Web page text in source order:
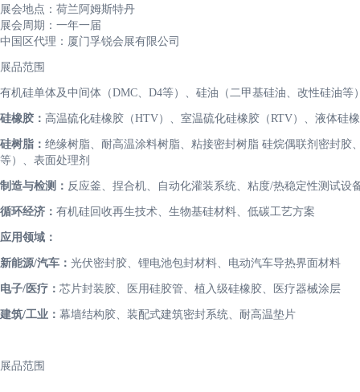
展会地点：荷兰阿姆斯特丹
展会周期：一年一届
中国区代理：厦门孚锐会展有限公司
展品范围
有机硅单体及中间体（DMC、D4等）、硅油（二甲基硅油、改性硅油等
硅橡胶： 高温硫化硅橡胶（HTV）、室温硫化硅橡胶（RTV）、液体硅
硅树脂： 绝缘树脂、耐高温涂料树脂、粘接密封树脂 硅烷偶联剂密封
等）、表面处理剂
制造与检测： 反应釜、捏合机、自动化灌装系统、粘度/热稳定性测试设
循环经济： 有机硅回收再生技术、生物基硅材料、低碳工艺方案
应用领域：
新能源/汽车： 光伏密封胶、锂电池包封材料、电动汽车导热界面材料
电子/医疗： 芯片封装胶、医用硅胶管、植入级硅橡胶、医疗器械涂层
建筑/工业： 幕墙结构胶、装配式建筑密封系统、耐高温垫片
展品范围